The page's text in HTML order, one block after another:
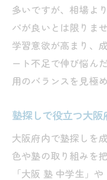
多いですが、相場よ
パが良いとは限りま
学習意欲が高まり、
ート不足で伸び悩ん
用のバランスを見極
塾探しで役立つ大
大阪府内で塾探しを
色や塾の取り組みを
「大阪 塾 中学生」